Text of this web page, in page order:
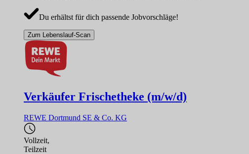
Du erhältst für dich passende Jobvorschläge!
Zum Lebenslauf-Scan
Verkäufer Frischetheke (m/w/d)
REWE Dortmund SE & Co. KG
Vollzeit,
Teilzeit